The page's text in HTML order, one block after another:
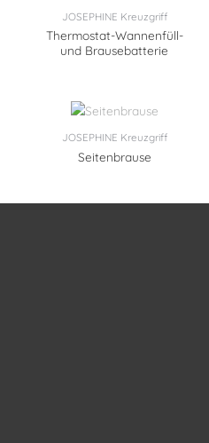
JOSEPHINE Kreuzgriff
Thermostat-Wannenfüll-
und Brausebatterie
JOSEPHINE Kreuzgriff
Seitenbrause